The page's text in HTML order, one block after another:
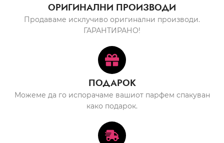
ОРИГИНАЛНИ ПРОИЗВОДИ
Продаваме исклучиво оригинални производи.
ГАРАНТИРАНО!
ПОДАРОК
Можеме да го испорачаме вашиот парфем спакуван
како подарок.